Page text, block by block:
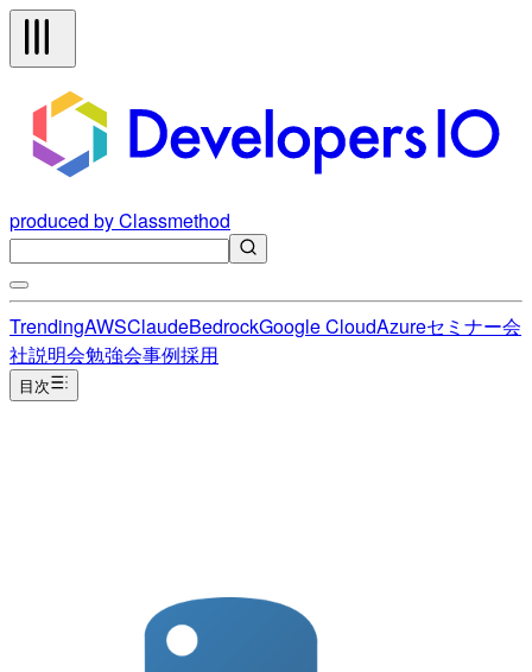
produced by Classmethod
TrendingAWSClaudeBedrockGoogle CloudAzureセミナー会
社説明会勉強会事例採用
目次